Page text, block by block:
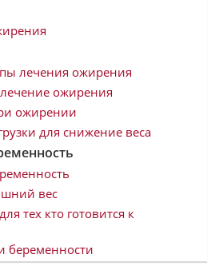
лечения ожирения
ожирения
ожирении
для снижение веса
вес
тех кто готовится к
беременности